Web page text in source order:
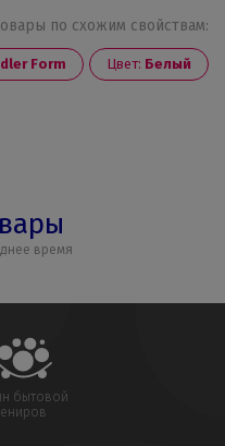
по схожим свойствам:
Form Цвет: Белый
время
бытовой